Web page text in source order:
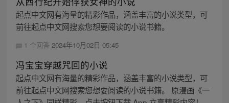
起点中文网有海量的精彩作品，涵盖丰富的小说类型，可
前往起点中文网搜索您想要阅读的小说书籍。
1 个回答 2024年10月02日 05:45
冯宝宝穿越咒回的小说
起点中文网有海量的精彩作品，涵盖丰富的小说类型，可
前往起点中文网搜索您想要阅读的小说书籍。 原漫画《一